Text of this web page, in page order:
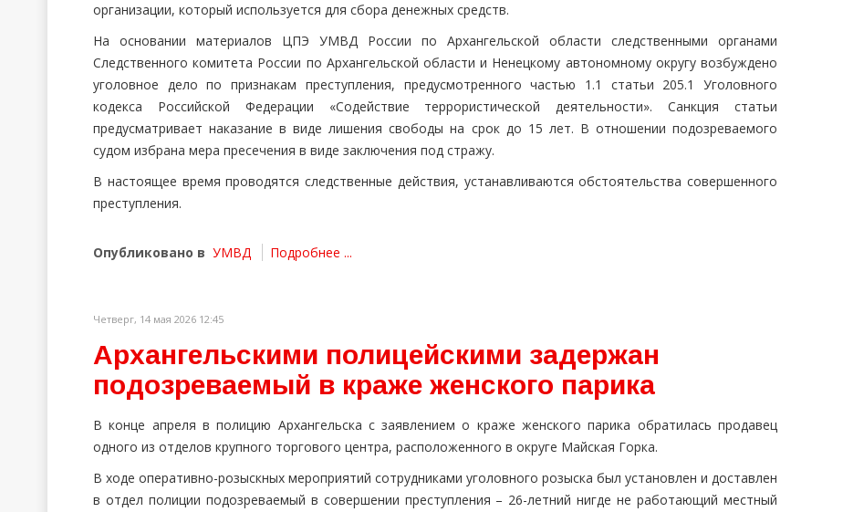
организации, который используется для сбора денежных средств.
На основании материалов ЦПЭ УМВД России по Архангельской области следственными органами
Следственного комитета России по Архангельской области и Ненецкому автономному округу возбуждено
уголовное дело по признакам преступления, предусмотренного частью 1.1 статьи 205.1 Уголовного
кодекса Российской Федерации «Содействие террористической деятельности». Санкция статьи
предусматривает наказание в виде лишения свободы на срок до 15 лет. В отношении подозреваемого
судом избрана мера пресечения в виде заключения под стражу.
В настоящее время проводятся следственные действия, устанавливаются обстоятельства совершенного
преступления.
Опубликовано в УМВД Подробнее ...
Четверг, 14 мая 2026 12:45
Архангельскими полицейскими задержан
подозреваемый в краже женского парика
В конце апреля в полицию Архангельска с заявлением о краже женского парика обратилась продавец
одного из отделов крупного торгового центра, расположенного в округе Майская Горка.
В ходе оперативно-розыскных мероприятий сотрудниками уголовного розыска был установлен и доставлен
в отдел полиции подозреваемый в совершении преступления – 26-летний нигде не работающий местный